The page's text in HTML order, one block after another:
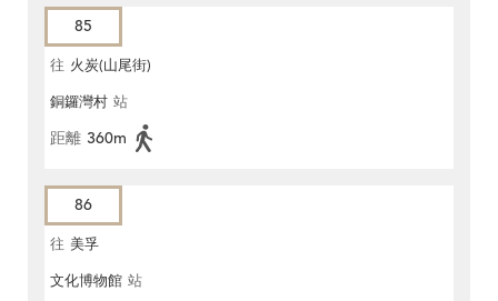
85
往 火炭(山尾街)
銅鑼灣村 站
距離 360m
86
往 美孚
文化博物館 站